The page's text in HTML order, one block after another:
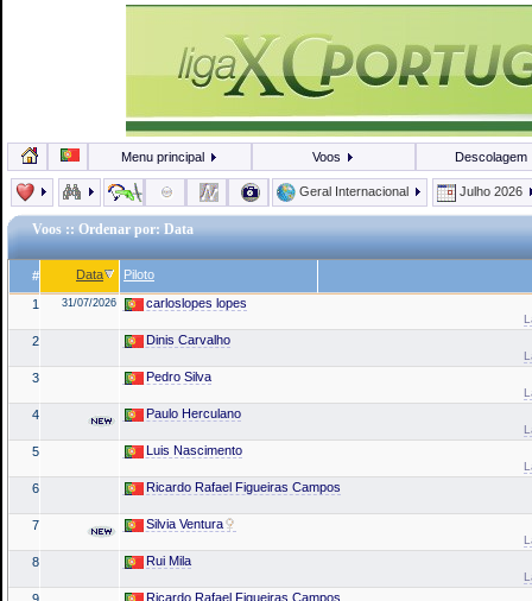
Menu principal Voos Descolagem
Geral Internacional Julho 2026
Voos :: Ordenar por: Data
# Data Piloto
1 31/07/2026 carloslopes lopes
2 Dinis Carvalho
3 Pedro Silva
4 Paulo Herculano
5 Luis Nascimento
6 Ricardo Rafael Figueiras Campos
7 Silvia Ventura
8 Rui Mila
Ricardo Rafael Figueiras Campos